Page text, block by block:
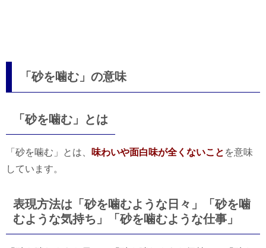
「砂を噛む」の意味
「砂を噛む」とは
「砂を噛む」とは、 味わいや面白味が全くないこと を意味
しています。
表現方法は「砂を噛むような日々」「砂を噛
むような気持ち」「砂を噛むような仕事」